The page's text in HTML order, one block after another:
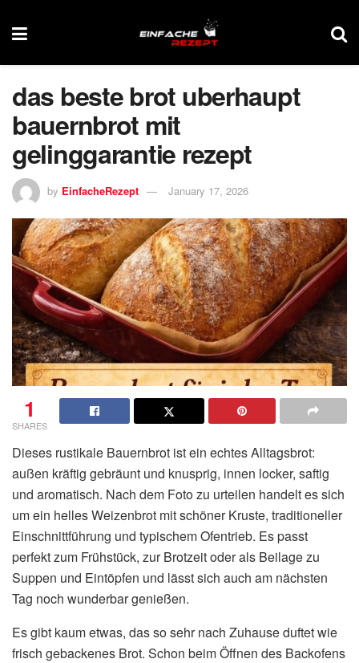
das beste brot uberhaupt
bauernbrot mit
gelinggarantie rezept
by EinfacheRezept January 17, 2026
1
SHARES
Dieses rustikale Bauernbrot ist ein echtes Alltagsbrot:
außen kräftig gebräunt und knusprig, innen locker, saftig
und aromatisch. Nach dem Foto zu urteilen handelt es sich
um ein helles Weizenbrot mit schöner Kruste, traditioneller
Einschnittführung und typischem Ofentrieb. Es passt
perfekt zum Frühstück, zur Brotzeit oder als Beilage zu
Suppen und Eintöpfen und lässt sich auch am nächsten
Tag noch wunderbar genießen.
Es gibt kaum etwas, das so sehr nach Zuhause duftet wie
frisch gebackenes Brot. Schon beim Öffnen des Backofens